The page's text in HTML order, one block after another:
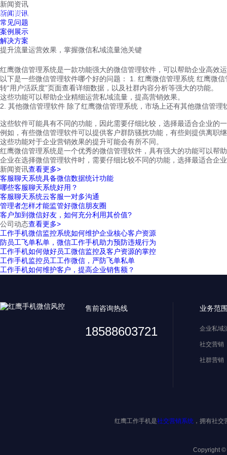
红鹰工作手机
新闻资讯
新闻资讯
常见问题
案例展示
解决方案
提升流量运营效果，掌握微信私域流量池关键
红鹰微信管理系统是一款功能强大的微信管理软件，可以帮助企业高效
以下是一些微信管理软件哪个好的问题： 1. 红鹰微信管理系统 红鹰微
转“用户活跃度”页面查看详细数据，以及社群内容分析等强大的功能。
这些功能可以帮助企业精细运营私域流量，提高营销效果。
2. 其他微信管理软件 除了红鹰微信管理系统，市场上还有其他微信管理
这些软件可能具有不同的功能，因此需要仔细比较，选择最适合企业的
例如，有些微信管理软件可以提供客户群防骚扰功能，有些则提供离职
这些功能对于企业营销效果的提升可能会有所不同。
红鹰微信管理系统是一个优秀的微信管理软件，具有强大的功能可以帮
企业在选择微信管理软件时，需要仔细比较不同的功能，选择最适合企
新闻资讯查看更多>
客服聊天系统具备微信数据统计功能
哪些客服聊天系统好用？
客服聊天系统云客服一对多沟通
管理者怎样才能监管好微信朋友圈
客户加到微信好友，如何充分利用其价值?
公司动态查看更多>
工作手机微信监控系统如何维护企业核心客户资源
防员工飞单私单，微信工作手机助力预防违规行为
工作手机如何做好员工微信监控及客户资源的掌控
工作手机监控员工工作微信，严防飞单私单
工作手机如何维护客户，提高企业销售额？
售前咨询热线
18588603721
业务范
企业私域
社交营销
社群营销
红鹰工作手机是社交营销系统 ，拥有社
Copyright ©